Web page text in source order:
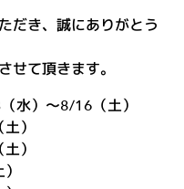
だき、誠にありがとう
せて頂きます。
水）〜8/16（土）
）
）